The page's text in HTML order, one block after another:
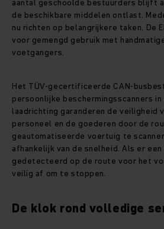
aantal geschoolde bestuurders blijft
de beschikbare middelen ontlast.
nu richten op belangrijkere taken. De
voor gemengd gebruik met
voetgangers.
Het TÜV-gecertificeerde CAN-
persoonlijke beschermingsscanners
laadrichting garanderen de veiligheid
personeel en de goederen door de
geautomatiseerde voertuig te
afhankelijk van de snelheid. Als er
gedetecteerd op de route voor het
veilig af om te stoppen.
De klok rond volledige